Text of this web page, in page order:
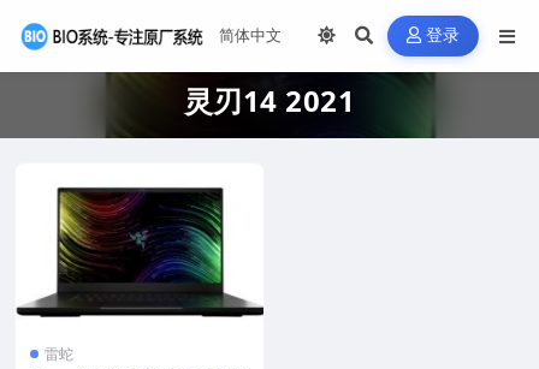
登录
灵刃14 2021
雷蛇